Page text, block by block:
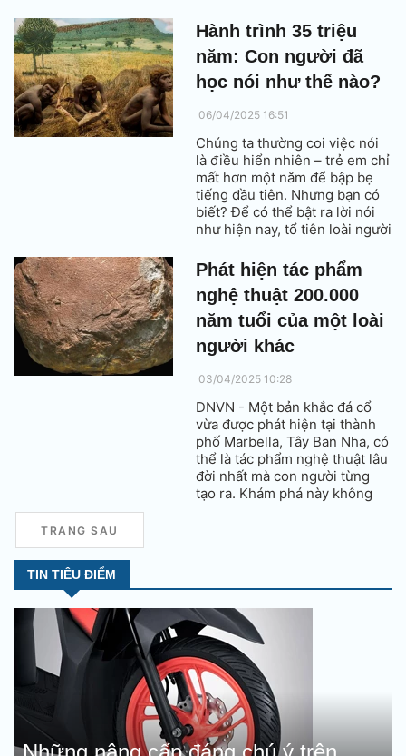
người có thể sống sót bao lâu
nữa trên hành tinh này?
Hành trình 35 triệu
năm: Con người đã
học nói như thế nào?
06/04/2025 16:51
Chúng ta thường coi việc nói
là điều hiển nhiên – trẻ em chỉ
mất hơn một năm để bập bẹ
tiếng đầu tiên. Nhưng bạn có
biết? Để có thể bật ra lời nói
như hiện nay, tổ tiên loài người
hóa dài tới 35 triệu năm – một
câu chuyện ly kỳ và vĩ đại bậc
nhất của nhân loại.
Phát hiện tác phẩm
nghệ thuật 200.000
năm tuổi của một loài
người khác
03/04/2025 10:28
DNVN - Một bản khắc đá cổ
vừa được phát hiện tại thành
phố Marbella, Tây Ban Nha, có
thể là tác phẩm nghệ thuật lâu
đời nhất mà con người từng
tạo ra. Khám phá này không
TRANG SAU
TIN TIÊU ĐIỂM